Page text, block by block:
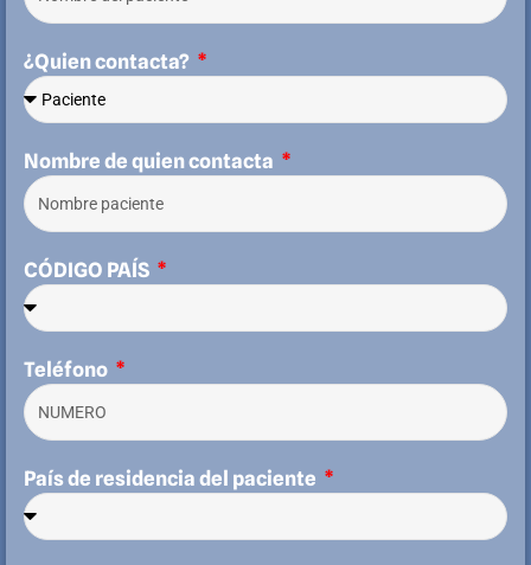
¿Quien contacta?
Nombre de quien contacta
CÓDIGO PAÍS
Teléfono
País de residencia del paciente